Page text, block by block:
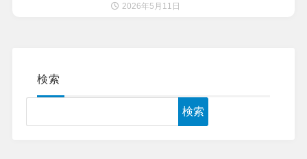
2026年5月11日
検索
検索